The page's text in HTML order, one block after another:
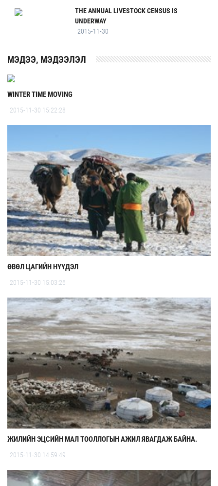
THE ANNUAL LIVESTOCK CENSUS IS
UNDERWAY
2015-11-30
MЭДЭЭ, МЭДЭЭЛЭЛ
WINTER TIME MOVING
2015-11-30 15:22:28
ӨВӨЛ ЦАГИЙН НҮҮДЭЛ
2015-11-30 15:03:26
ЖИЛИЙН ЭЦСИЙН МАЛ ТООЛЛОГЫН АЖИЛ ЯВАГДАЖ БАЙНА.
2015-11-30 14:59:49